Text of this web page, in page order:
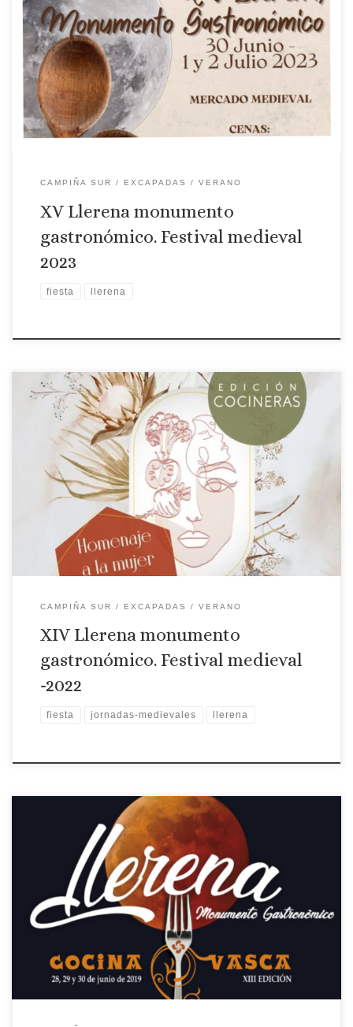
Localidad: Llerena Fechas: 30 junio y 1 y 2 julio 2023 Llerena se
presenta para ser degustada en una nueva edición de Llerena,
Monumento Gastronómico. Una propuesta culinaria en los
mejores espacios posibles y es que el objetivo principal de
esta iniciativa es mostrar y vender el rico patrimonio que […]
CAMPIÑA SUR EXCAPADAS VERANO
XV Llerena monumento
gastronómico. Festival medieval
2023
fiesta llerena
Localidad: Llerena Fecha: Del 24 al 26 de junio de 2022 Edición
estará dedicado a la las cocineras. Los platos y menús estarán
diseñados y elaborados exclusivamente por mujeres. El
principal objetivo de este certamen gastronómico es la unión
de la gastronomía y el rico patrimonio de la localidad
Emplazamientos: […]
CAMPIÑA SUR EXCAPADAS VERANO
XIV Llerena monumento
gastronómico. Festival medieval
-2022
fiesta jornadas-medievales llerena
Localidad: Llerena Fecha: 28, 29 y 30 de junio Descripción:
Llerena, Monumento Gastronómico 2019 se celebra durante
los días 28, 29 y 30 de junio. Las cenas en patios y espacios
singulares se celebrarán las noches del viernes y el sábado y el
Mercado Medieval estará instalado en la Plaza […]